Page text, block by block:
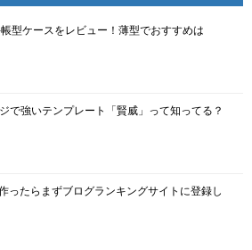
型ケースをレビュー！薄型でおすすめは
で強いテンプレート「賢威」って知ってる？
ったらまずブログランキングサイトに登録し